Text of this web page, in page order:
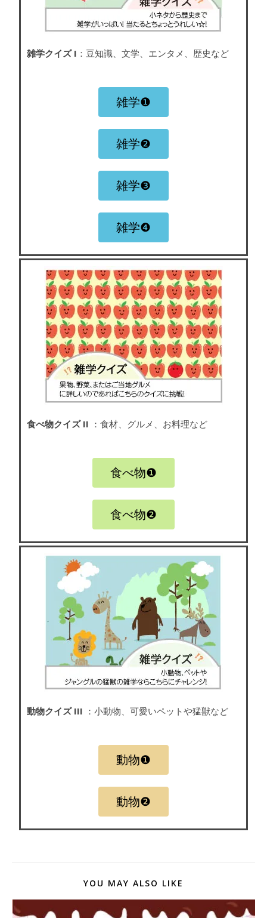
雑学クイズ I ：豆知識、文学、エンタメ、歴史など
雑学❶
雑学❷
雑学❸
雑学❹
食べ物クイズ II ：食材、グルメ、お料理など
食べ物❶
食べ物❷
動物クイズ III ：小動物、可愛いペットや猛獣など
動物❶
動物❷
YOU MAY ALSO LIKE